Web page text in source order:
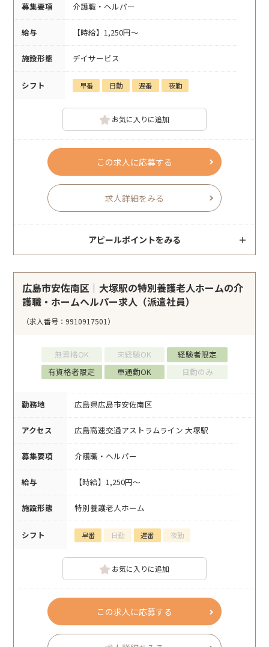
募集要項 介護職・ヘルパー
給与 【時給】1,250円～
施設形態 デイサービス
シフト 早番 日勤 遅番 夜勤
お気に入りに追加
この求人に応募する
求人詳細をみる
アピールポイントをみる
広島市安佐南区｜大塚駅の特別養護老人ホームの介
護職・ホームヘルパー求人（派遣社員）
（求人番号：9910917501）
無資格OK 未経験OK
経験者限定
有資格者限定
車通勤OK 日勤のみ
勤務地 広島県広島市安佐南区
アクセス 広島高速交通アストラムライン 大塚駅
募集要項 介護職・ヘルパー
給与 【時給】1,250円～
施設形態 特別養護老人ホーム
シフト 早番 日勤 遅番 夜勤
お気に入りに追加
この求人に応募する